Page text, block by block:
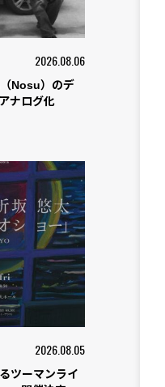
2026.08.06
Nosu）のデ
ナログ化
2026.08.05
ツーマンライ